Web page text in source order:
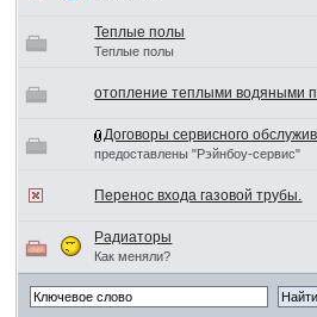
Теплые полы
Теплые полы
отопление теплыми водяными
Договоры сервисного
предоставлены "Рэйнбоу-сервис"
Перенос входа газовой трубы.
Радиаторы
Как меняли?